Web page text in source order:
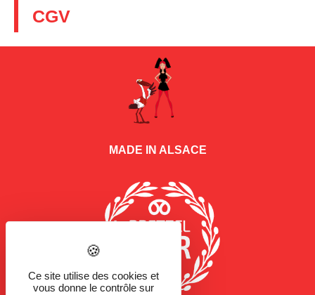
CGV
MADE IN ALSACE
Ce site utilise des cookies et
vous donne le contrôle sur